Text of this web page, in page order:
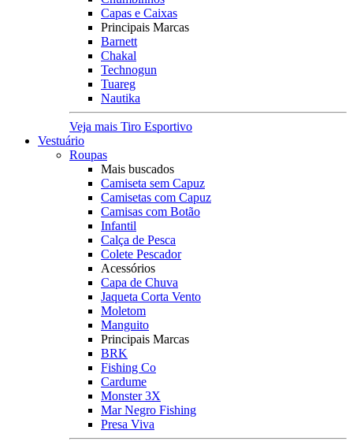
Capas e Caixas
Principais Marcas
Barnett
Chakal
Technogun
Tuareg
Nautika
Veja mais Tiro Esportivo
Vestuário
Roupas
Mais buscados
Camiseta sem Capuz
Camisetas com Capuz
Camisas com Botão
Infantil
Calça de Pesca
Colete Pescador
Acessórios
Capa de Chuva
Jaqueta Corta Vento
Moletom
Manguito
Principais Marcas
BRK
Fishing Co
Cardume
Monster 3X
Mar Negro Fishing
Presa Viva